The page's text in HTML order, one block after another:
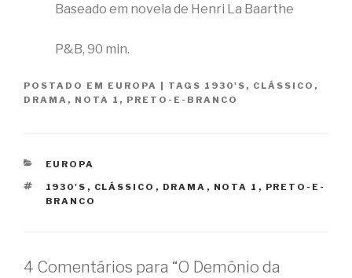
Baseado em novela de Henri La Baarthe
P&B, 90 min.
POSTADO EM EUROPA | TAGS 1930'S , CLÁSSICO ,
DRAMA , NOTA 1 , PRETO-E-BRANCO
CATEGORIAS
EUROPA
TAGS
1930'S , CLÁSSICO , DRAMA , NOTA 1 , PRETO-E-
BRANCO
4 Comentários para “O Demônio da